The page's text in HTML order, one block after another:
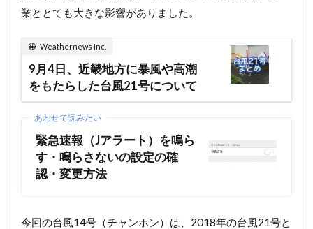
業ととても大きな影響がありました。
Weathernews Inc.
9月4日、近畿地方に暴風や高潮
をもたらした台風21号について
あわせて読みたい
緊急速報（Jアラート）を鳴ら
す・鳴らさないの設定の確
認・変更方法
今回の台風14号（チャンホン）は、2018年の台風21号と